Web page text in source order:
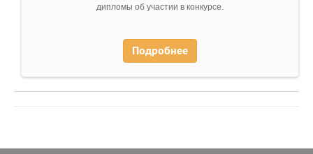
дипломы об участии в конкурсе.
Подробнее